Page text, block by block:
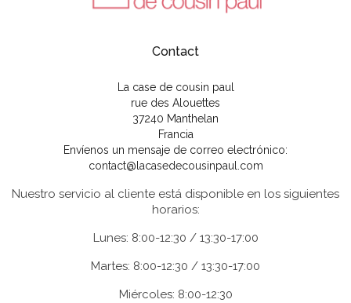
Contact
La case de cousin paul
rue des Alouettes
37240 Manthelan
Francia
Envíenos un mensaje de correo electrónico:
contact@lacasedecousinpaul.com
Nuestro servicio al cliente está disponible en los siguientes
horarios:
Lunes: 8:00-12:30 / 13:30-17:00
Martes: 8:00-12:30 / 13:30-17:00
Miércoles: 8:00-12:30